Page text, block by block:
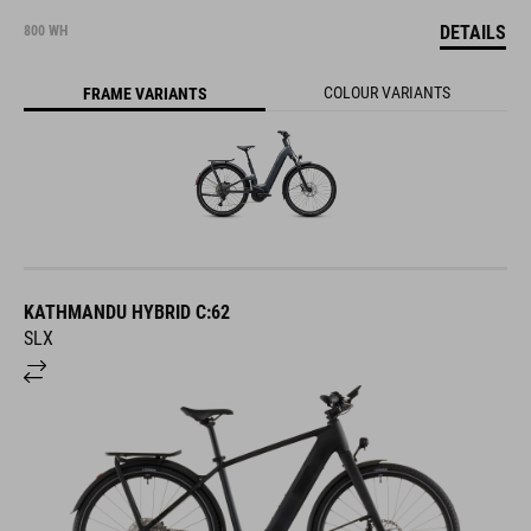
800 WH DETAILS
FRAME VARIANTS COLOUR VARIANTS
KATHMANDU HYBRID C:62
SLX